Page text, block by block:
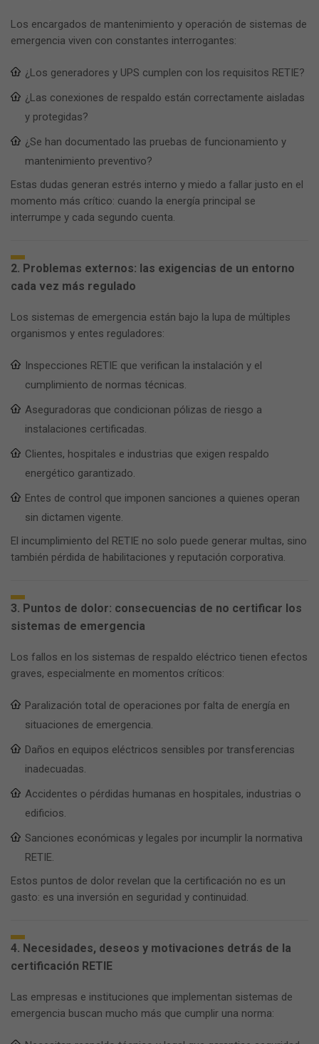
Los encargados de mantenimiento y operación de sistemas de
emergencia viven con constantes interrogantes:
¿Los generadores y UPS cumplen con los requisitos RETIE?
¿Las conexiones de respaldo están correctamente aisladas
y protegidas?
¿Se han documentado las pruebas de funcionamiento y
mantenimiento preventivo?
Estas dudas generan estrés interno y miedo a fallar justo en el
momento más crítico: cuando la energía principal se
interrumpe y cada segundo cuenta.
2. Problemas externos: las exigencias de un entorno
cada vez más regulado
Los sistemas de emergencia están bajo la lupa de múltiples
organismos y entes reguladores:
Inspecciones RETIE que verifican la instalación y el
cumplimiento de normas técnicas.
Aseguradoras que condicionan pólizas de riesgo a
instalaciones certificadas.
Clientes, hospitales e industrias que exigen respaldo
energético garantizado.
Entes de control que imponen sanciones a quienes operan
sin dictamen vigente.
El incumplimiento del RETIE no solo puede generar multas, sino
también pérdida de habilitaciones y reputación corporativa.
3. Puntos de dolor: consecuencias de no certificar los
sistemas de emergencia
Los fallos en los sistemas de respaldo eléctrico tienen efectos
graves, especialmente en momentos críticos:
Paralización total de operaciones por falta de energía en
situaciones de emergencia.
Daños en equipos eléctricos sensibles por transferencias
inadecuadas.
Accidentes o pérdidas humanas en hospitales, industrias o
edificios.
Sanciones económicas y legales por incumplir la normativa
RETIE.
Estos puntos de dolor revelan que la certificación no es un
gasto: es una inversión en seguridad y continuidad.
4. Necesidades, deseos y motivaciones detrás de la
certificación RETIE
Las empresas e instituciones que implementan sistemas de
emergencia buscan mucho más que cumplir una norma: